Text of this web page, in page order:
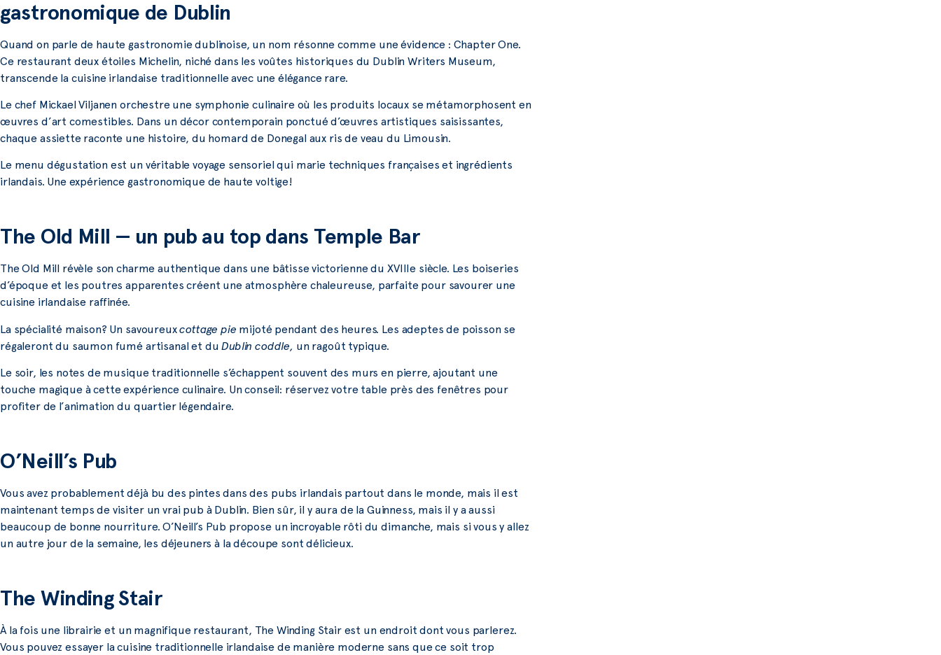
gastronomique de Dublin
Quand on parle de haute gastronomie dublinoise, un nom résonne comme une évidence : Chapter One.
Ce restaurant deux étoiles Michelin, niché dans les voûtes historiques du Dublin Writers Museum,
transcende la cuisine irlandaise traditionnelle avec une élégance rare.
Le chef Mickael Viljanen orchestre une symphonie culinaire où les produits locaux se métamorphosent en
œuvres d’art comestibles. Dans un décor contemporain ponctué d’œuvres artistiques saisissantes,
chaque assiette raconte une histoire, du homard de Donegal aux ris de veau du Limousin.
Le menu dégustation est un véritable voyage sensoriel qui marie techniques françaises et ingrédients
irlandais. Une expérience gastronomique de haute voltige!
The Old Mill — un pub au top dans Temple Bar
The Old Mill révèle son charme authentique dans une bâtisse victorienne du XVIIIe siècle. Les boiseries
d’époque et les poutres apparentes créent une atmosphère chaleureuse, parfaite pour savourer une
cuisine irlandaise raffinée.
La spécialité maison? Un savoureuxcottage pie mijoté pendant des heures. Les adeptes de poisson se
régaleront du saumon fumé artisanal et duDublin coddle, un ragoût typique.
Le soir, les notes de musique traditionnelle s’échappent souvent des murs en pierre, ajoutant une
touche magique à cette expérience culinaire. Un conseil: réservez votre table près des fenêtres pour
profiter de l’animation du quartier légendaire.
O’Neill’s Pub
Vous avez probablement déjà bu des pintes dans des pubs irlandais partout dans le monde, mais il est
maintenant temps de visiter un vrai pub à Dublin. Bien sûr, il y aura de la Guinness, mais il y a aussi
beaucoup de bonne nourriture. O’Neill’s Pub propose un incroyable rôti du dimanche, mais si vous y allez
un autre jour de la semaine, les déjeuners à la découpe sont délicieux.
The Winding Stair
À la fois une librairie et un magnifique restaurant, The Winding Stair est un endroit dont vous parlerez.
Vous pouvez essayer la cuisine traditionnelle irlandaise de manière moderne sans que ce soit trop